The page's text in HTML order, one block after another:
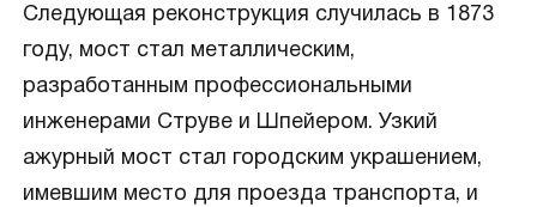
Следующая реконструкция случилась в 1873
году, мост стал металлическим,
разработанным профессиональными
инженерами Струве и Шпейером. Узкий
ажурный мост стал городским украшением,
имевшим место для проезда транспорта, и